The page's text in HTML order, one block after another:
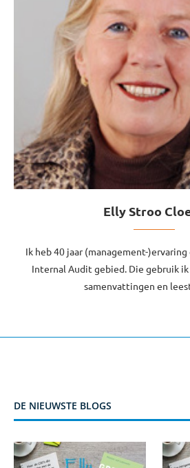
Elly Stroo
Ik heb 40 jaar (management-)ervaring
Internal Audit gebied. Die gebruik
samenvattingen en
DE NIEUWSTE BLOGS